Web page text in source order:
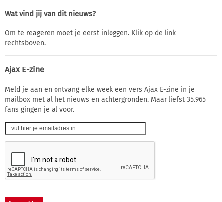
Wat vind jij van dit nieuws?
Om te reageren moet je eerst inloggen. Klik op de link
rechtsboven.
Ajax E-zine
Meld je aan en ontvang elke week een vers Ajax E-zine in je
mailbox met al het nieuws en achtergronden. Maar liefst 35.965
fans gingen je al voor.